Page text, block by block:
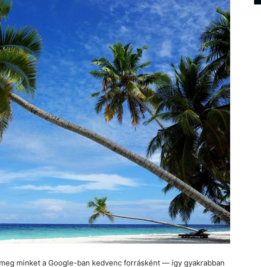
minket a Google-ban kedvenc forrásként — így gyakrabban